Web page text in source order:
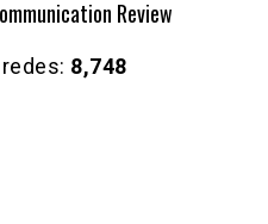
Review
8,748